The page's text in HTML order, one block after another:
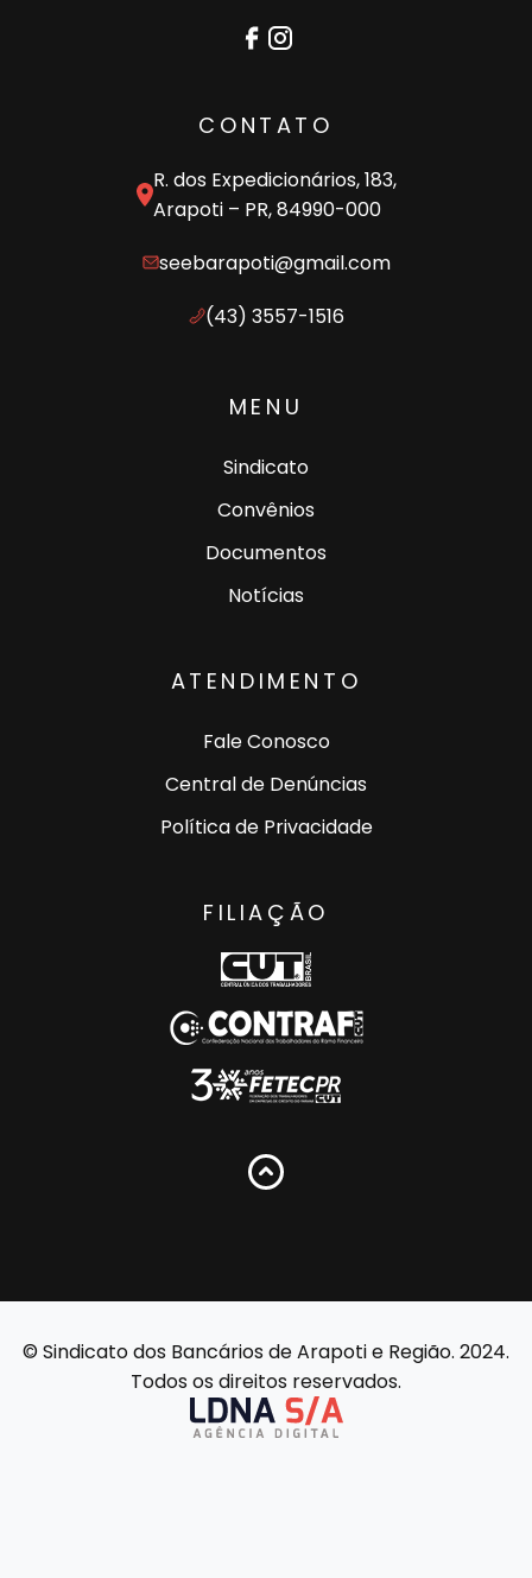
CONTATO
R. dos Expedicionários, 183,
Arapoti – PR, 84990-000
seebarapoti@gmail.com
(43) 3557-1516
MENU
Sindicato
Convênios
Documentos
Notícias
ATENDIMENTO
Fale Conosco
Central de Denúncias
Política de Privacidade
FILIAÇÃO
© Sindicato dos Bancários de Arapoti e Região. 2024.
Todos os direitos reservados.